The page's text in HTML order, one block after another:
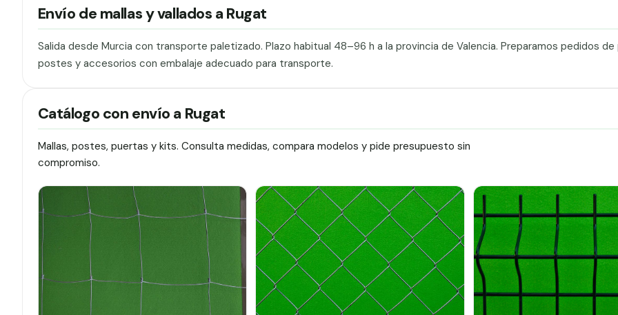
Envío de mallas y vallados a Rugat
Salida desde Murcia con transporte paletizado. Plazo habitual 48–96 h a la provincia de Valencia. Preparamos pedidos de
postes y accesorios con embalaje adecuado para transporte.
Catálogo con envío a Rugat
Mallas, postes, puertas y kits. Consulta medidas, compara modelos y pide presupuesto sin
compromiso.